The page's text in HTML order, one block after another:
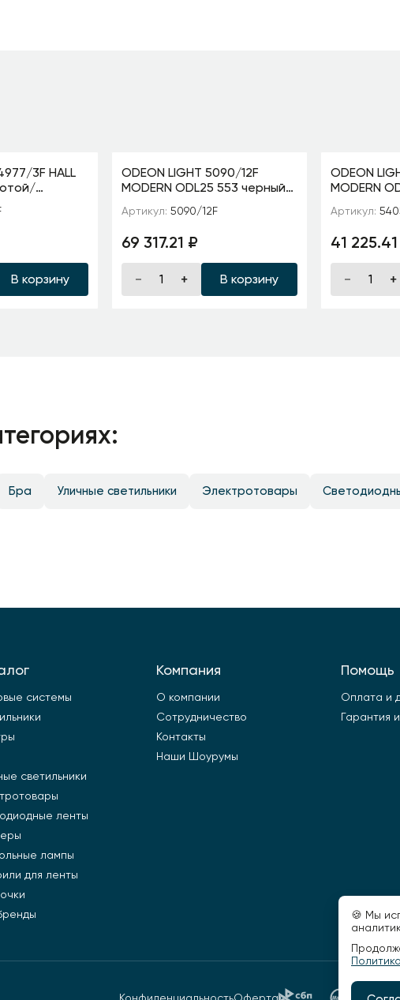
3F HALL
E14 3*40W
В корзину
ODEON LIGHT 5090/12F
MODERN ODL25 553 черный
матовый/белый/фарфор
Торшер G4 LED 12*5W GARDI
Артикул: 5090/12F
69 317.21 ₽
В корзину
ODEON
MODERN
золотой/
зеленый/
Артикул:
41
Бра Уличные светильники Электротовары
системы
светильники
ленты
лампы
для ленты
Компания
О компании
Сотрудничество
Контакты
Наши Шоурумы
Помощь
Оплата и
Гарантия
🍪 Мы